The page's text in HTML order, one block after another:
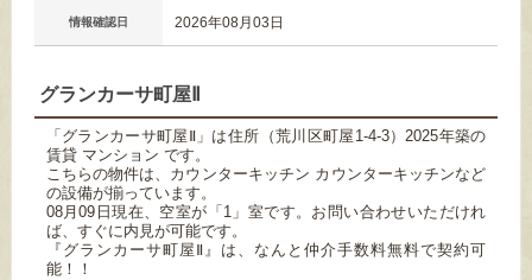
情報確認日 2026年08月03日
グランカーサ町屋Ⅱ
「グランカーサ町屋Ⅱ」は住所（荒川区町屋1-4-3）2025年築の
賃貸 マンション です。
こちらの物件は、カウンターキッチン カウンターキッチンなど
の設備が揃っています。
08月09日現在、空室が「1」室です。お問い合わせいただけれ
ば、すぐに内見が可能です。
『グランカーサ町屋Ⅱ』は、なんと仲介手数料無料で契約可
能！！